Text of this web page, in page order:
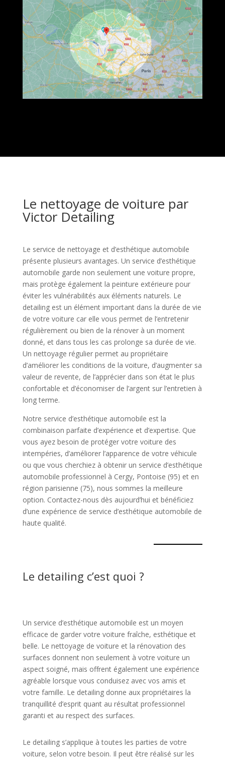
Le nettoyage de voiture par
Victor Detailing
Le service de nettoyage et d’esthétique automobile
présente plusieurs avantages. Un service d’esthétique
automobile garde non seulement une voiture propre,
mais protège également la peinture extérieure pour
éviter les vulnérabilités aux éléments naturels. Le
detailing est un élément important dans la durée de vie
de votre voiture car elle vous permet de l’entretenir
régulièrement ou bien de la rénover à un moment
donné, et dans tous les cas prolonge sa durée de vie.
Un nettoyage régulier permet au propriétaire
d’améliorer les conditions de la voiture, d’augmenter sa
valeur de revente, de l’apprécier dans son état le plus
confortable et d’économiser de l’argent sur l’entretien à
long terme.
Notre service d’esthétique automobile est la
combinaison parfaite d’expérience et d’expertise. Que
vous ayez besoin de protéger votre voiture des
intempéries, d’améliorer l’apparence de votre véhicule
ou que vous cherchiez à obtenir un service d’esthétique
automobile professionnel à Cergy, Pontoise (95) et en
région parisienne (75), nous sommes la meilleure
option. Contactez-nous dès aujourd’hui et bénéficiez
d’une expérience de service d’esthétique automobile de
haute qualité.
Le detailing c’est quoi ?
Un service d’esthétique automobile est un moyen
efficace de garder votre voiture fraîche, esthétique et
belle. Le nettoyage de voiture et la rénovation des
surfaces donnent non seulement à votre voiture un
aspect soigné, mais offrent également une expérience
agréable lorsque vous conduisez avec vos amis et
votre famille. Le detailing donne aux propriétaires la
tranquillité d’esprit quant au résultat professionnel
garanti et au respect des surfaces.
Le detailing s’applique à toutes les parties de votre
voiture, selon votre besoin. Il peut être réalisé sur les